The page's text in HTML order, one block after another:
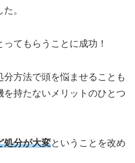
。
てもらうことに成功！
方法で頭を悩ませることも
持たないメリットのひとつ
処分が大変ということを改め